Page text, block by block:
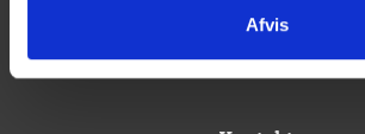
Afvis
Privatlivspolitik
Cookies